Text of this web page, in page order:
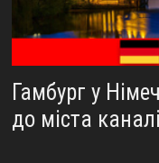
Гамбург у
до міста